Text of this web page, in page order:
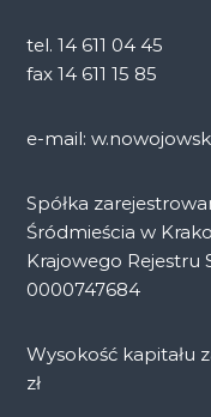
tel. 14 611 04 45
fax 14 611 15 85
e-mail:
Spółka
Śródmieścia w
Krajowego Rejestru
0000747684
Wysokość kapitału
zł